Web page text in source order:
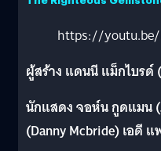
https://
ผู้สร้าง แดนนี แม็กไบรด์
นักแสดง จอห์น กูดแมน
(Danny Mcbride) เอดี